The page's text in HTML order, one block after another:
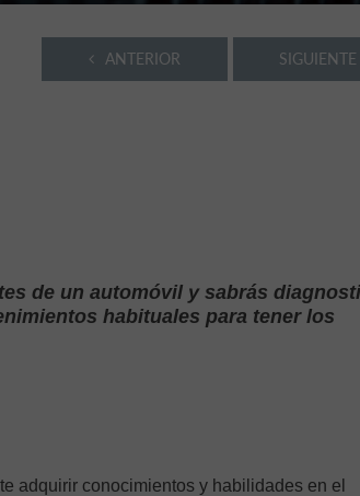
SIGUIENTE
ANTERIOR
de un automóvil y sabrás
habituales para tener los
adquirir conocimientos y habilidades en el